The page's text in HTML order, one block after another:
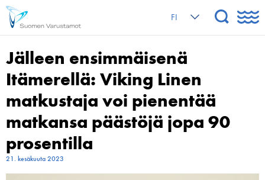
FI
Jälleen ensimmäisenä
Itämerellä: Viking Linen
matkustaja voi pienentää
matkansa päästöjä jopa 90
prosentilla
21. kesäkuuta 2023